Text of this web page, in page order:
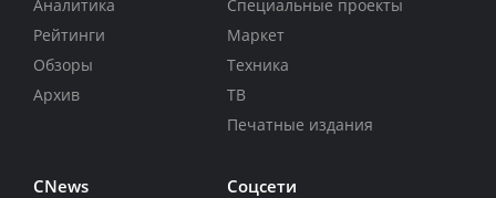
Аналитика
Рейтинги
Обзоры
Архив
Специальные проекты
Маркет
Техника
ТВ
Печатные издания
CNews Соцсети